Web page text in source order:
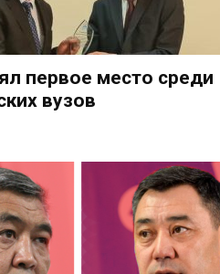
первое место среди
вузов